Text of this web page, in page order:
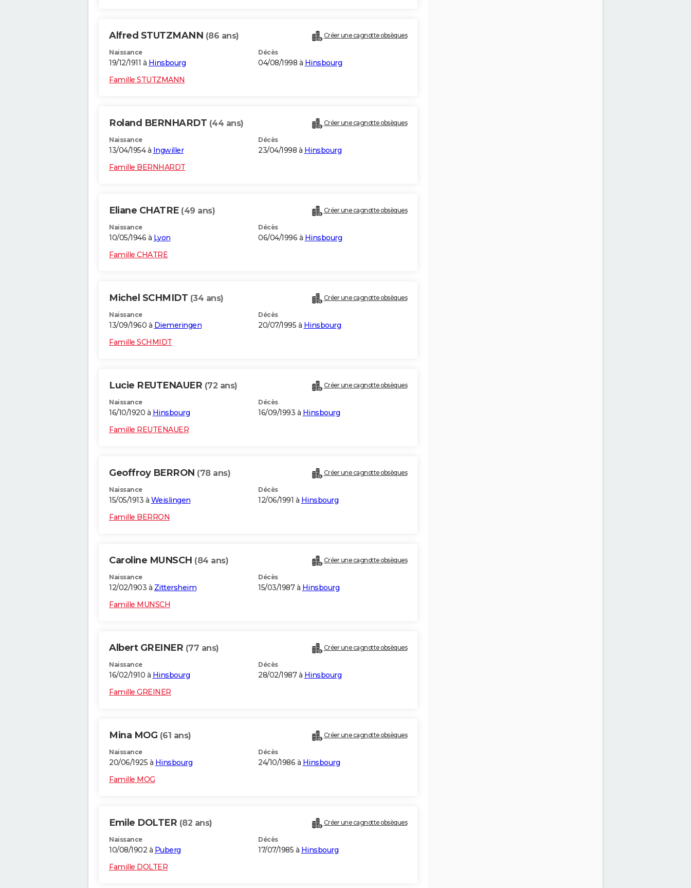
Alfred STUTZMANN (86 ans) Créer une cagnotte obsèques
Naissance
19/12/1911 à Hinsbourg
Décès
04/08/1998 à Hinsbourg
Famille STUTZMANN
Roland BERNHARDT (44 ans) Créer une cagnotte obsèques
Naissance
13/04/1954 à Ingwiller
Décès
23/04/1998 à Hinsbourg
Famille BERNHARDT
Eliane CHATRE (49 ans) Créer une cagnotte obsèques
Naissance
10/05/1946 à Lyon
Décès
06/04/1996 à Hinsbourg
Famille CHATRE
Michel SCHMIDT (34 ans) Créer une cagnotte obsèques
Naissance
13/09/1960 à Diemeringen
Décès
20/07/1995 à Hinsbourg
Famille SCHMIDT
Lucie REUTENAUER (72 ans) Créer une cagnotte obsèques
Naissance
16/10/1920 à Hinsbourg
Décès
16/09/1993 à Hinsbourg
Famille REUTENAUER
Geoffroy BERRON (78 ans) Créer une cagnotte obsèques
Naissance
15/05/1913 à Weislingen
Décès
12/06/1991 à Hinsbourg
Famille BERRON
Caroline MUNSCH (84 ans) Créer une cagnotte obsèques
Naissance
12/02/1903 à Zittersheim
Décès
15/03/1987 à Hinsbourg
Famille MUNSCH
Albert GREINER (77 ans) Créer une cagnotte obsèques
Naissance
16/02/1910 à Hinsbourg
Décès
28/02/1987 à Hinsbourg
Famille GREINER
Mina MOG (61 ans) Créer une cagnotte obsèques
Naissance
20/06/1925 à Hinsbourg
Décès
24/10/1986 à Hinsbourg
Famille MOG
Emile DOLTER (82 ans) Créer une cagnotte obsèques
Naissance
10/08/1902 à Puberg
Décès
17/07/1985 à Hinsbourg
Famille DOLTER